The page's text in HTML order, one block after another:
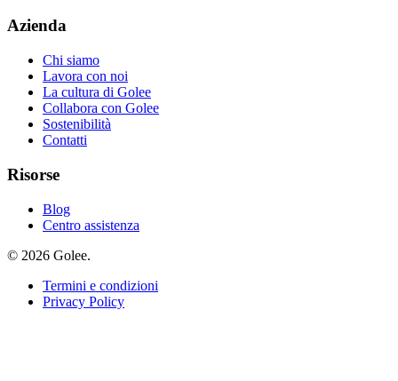
Azienda
Chi siamo
Lavora con noi
La cultura di Golee
Collabora con Golee
Sostenibilità
Contatti
Risorse
Blog
Centro assistenza
© 2026 Golee.
Termini e condizioni
Privacy Policy